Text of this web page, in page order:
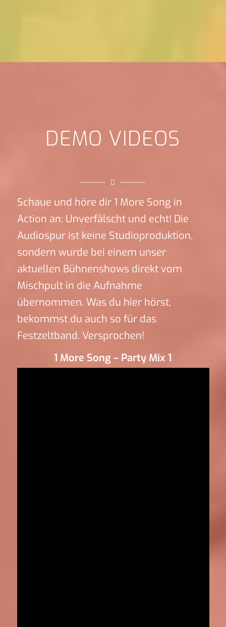
DEMO VIDEOS
Schaue und höre dir 1 More Song in
Action an: Unverfälscht und echt! Die
Audiospur ist keine Studioproduktion,
sondern wurde bei einem unser
aktuellen Bühnenshows direkt vom
Mischpult in die Aufnahme
übernommen. Was du hier hörst,
bekommst du auch so für das
Festzeltband. Versprochen!
1 More Song – Party Mix 1